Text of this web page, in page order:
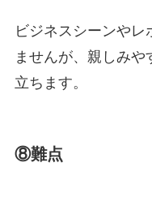
ビジネスシーンや
ませんが、親しみ
立ちます。
⑧難点